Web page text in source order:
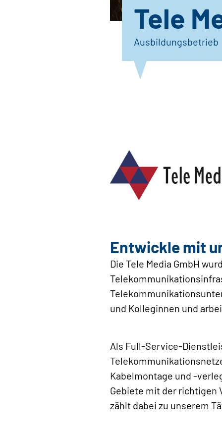
Tele
Ausbildungsbetrieb
Entwickle mit
Die Tele Media GmbH
und Kolleginnen und
Als Full-Service-
Kabelmontage und -
Gebiete mit der richtigen
zählt dabei zu unserem